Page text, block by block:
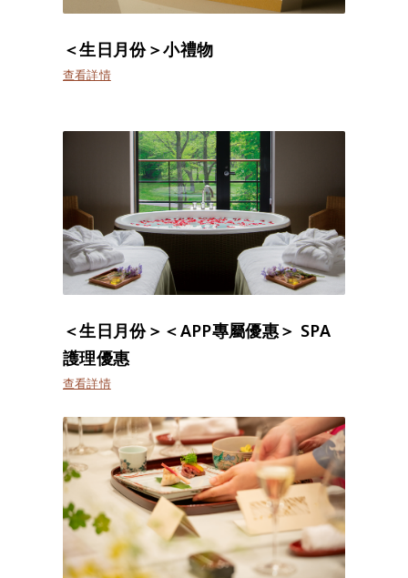
＜生日月份＞小禮物
查看詳情
＜生日月份＞＜APP專屬優惠＞ SPA
護理優惠
查看詳情